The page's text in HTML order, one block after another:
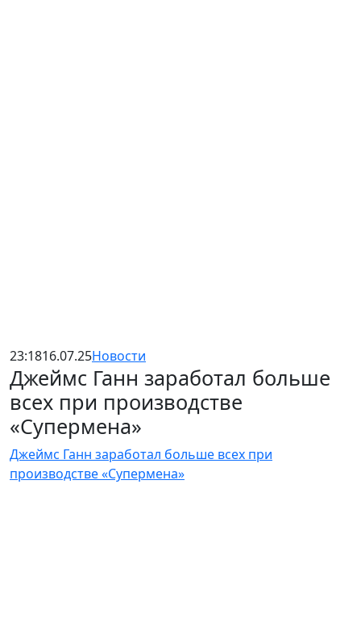
23:1816.07.25Новости
Джеймс Ганн заработал больше
всех при производстве
«Супермена»
Джеймс Ганн заработал больше всех при
производстве «Супермена»